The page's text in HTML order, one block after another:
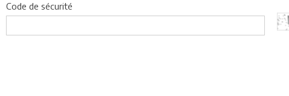
Code de sécurité